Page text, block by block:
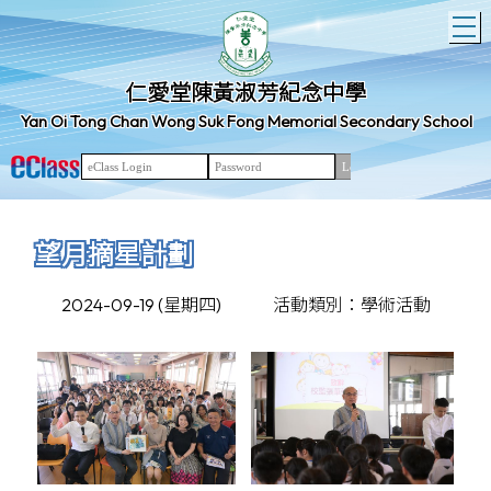
仁愛堂陳黃淑芳紀念中學
Yan Oi Tong Chan Wong Suk Fong Memorial Secondary School
望月摘星計劃
2024-09-19 (星期四) 活動類別：學術活動